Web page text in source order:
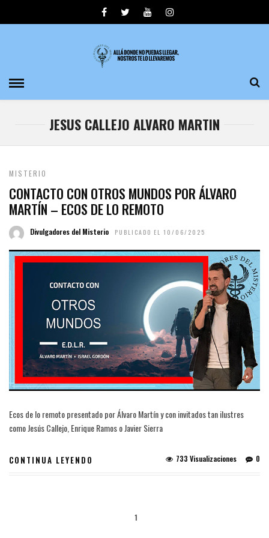
JESUS CALLEJO ALVARO MARTIN
MISTERIO
CONTACTO CON OTROS MUNDOS POR ÁLVARO
MARTÍN – ECOS DE LO REMOTO
Divulgadores del Misterio PUBLICADO EL 10/06/2025
Ecos de lo remoto presentado por Álvaro Martín y con invitados tan ilustres
como Jesús Callejo, Enrique Ramos o Javier Sierra
CONTINUA LEYENDO 0
733 Visualizaciones
1